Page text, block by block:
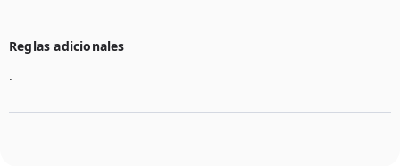
Reglas adicionales
.